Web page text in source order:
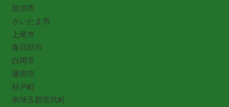
加須市
さいたま市
上尾市
春日部市
白岡市
蓮田市
杉戸町
南埼玉郡宮代町